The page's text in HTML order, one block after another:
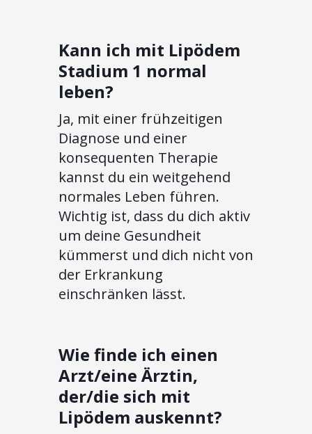
Kann ich mit Lipödem
Stadium 1 normal
leben?
Ja, mit einer frühzeitigen
Diagnose und einer
konsequenten Therapie
kannst du ein weitgehend
normales Leben führen.
Wichtig ist, dass du dich aktiv
um deine Gesundheit
kümmerst und dich nicht von
der Erkrankung
einschränken lässt.
Wie finde ich einen
Arzt/eine Ärztin,
der/die sich mit
Lipödem auskennt?